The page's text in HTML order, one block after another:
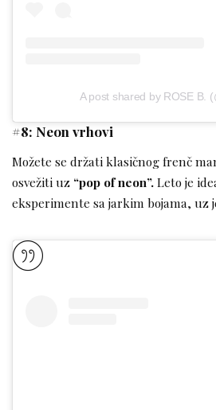
A post shared by ROSE B.
#8: Neon vrhovi
Možete se držati klasičnog frenč
osvežiti uz “pop of neon”.Leto je
eksperimente sa jarkim bojama, uz